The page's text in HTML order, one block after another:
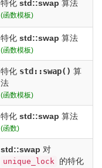
特化 std::swap 算法
(函数模板)
特化 std::swap 算法
(函数模板)
特化 std::swap() 算
法
(函数模板)
特化 std::swap 算法
(函数)
std::swap 对
unique_lock 的特化